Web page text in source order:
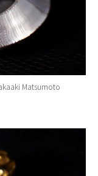
Matsumoto